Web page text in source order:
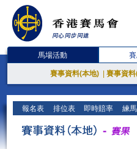
馬場活動
賽事資料(本地) 賽事資
報名表 排位表 即時賠率 練